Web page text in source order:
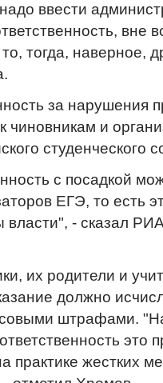
ввести
вне
тогда, наверное,
за нарушения
чиновникам и
студенческого
с посадкой
ЕГЭ, то есть
власти", - сказал
их родители и
должно
штрафами.
это
практике жестких